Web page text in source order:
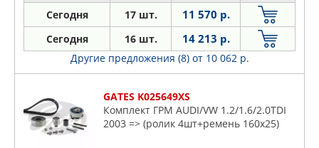
Сегодня 17 шт. 11 570 р.
Сегодня 16 шт. 14 213 р.
Другие предложения (8) от 10 062 р.
GATES K025649XS
Комплект ГРМ AUDI/VW 1.2/1.6/2.0TDI
2003 => (ролик 4шт+ремень 160x25)